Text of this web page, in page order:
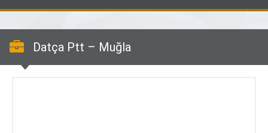
Datça Ptt – Muğla